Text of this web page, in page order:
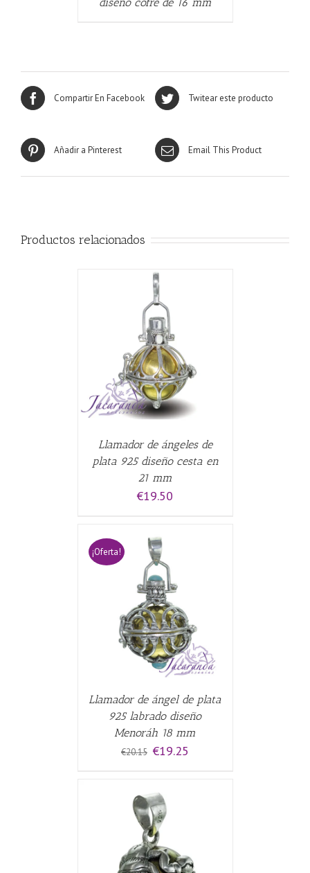
Compartir En Facebook Twitear este producto
Añadir a Pinterest Email This Product
Productos relacionados
Llamador de ángeles de
plata 925 diseño cesta en
21 mm
€19.50
¡Oferta!
Llamador de ángel de plata
925 labrado diseño
Menoráh 18 mm
€20.15 El
€20.15.
€19.25